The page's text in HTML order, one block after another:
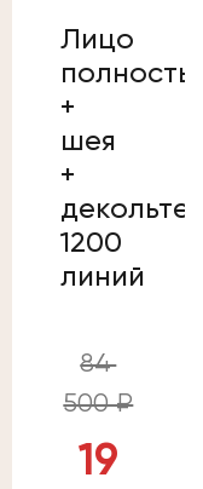
Лицо
полностью
+
шея
+
декольте
1200
линий
84
500 ₽
19